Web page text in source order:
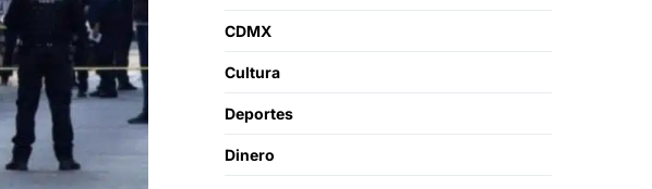
CDMX
Cultura
Deportes
Dinero